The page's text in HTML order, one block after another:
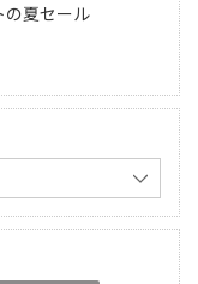
の夏セール